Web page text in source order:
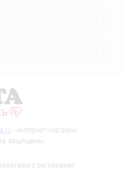
- интернет-магазин
защищены.
с регионами!